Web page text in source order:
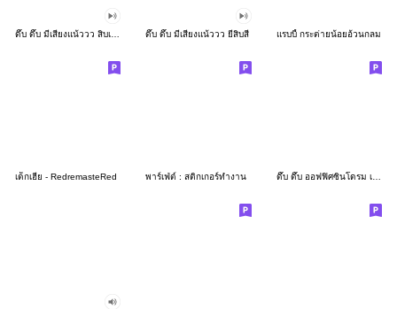
ดึ๊บ ดึ๊บ มีเสียงแน้ววว ยี่สิบสี่ แรบบี้ กระต่ายน้อยอ้วนกลม
เด็กเฮีย - RedremasteRed พาร์เฟ่ต์ : สติกเกอร์ทำงาน ดึ๊บ ดึ๊บ ออฟฟิศซินโดรม เจ็ด